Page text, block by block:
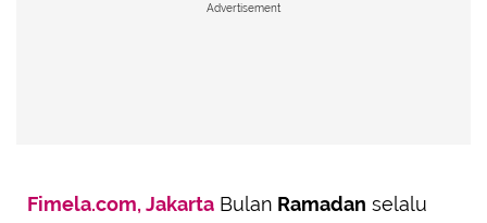
Advertisement
Fimela.com, Jakarta Bulan Ramadan selalu